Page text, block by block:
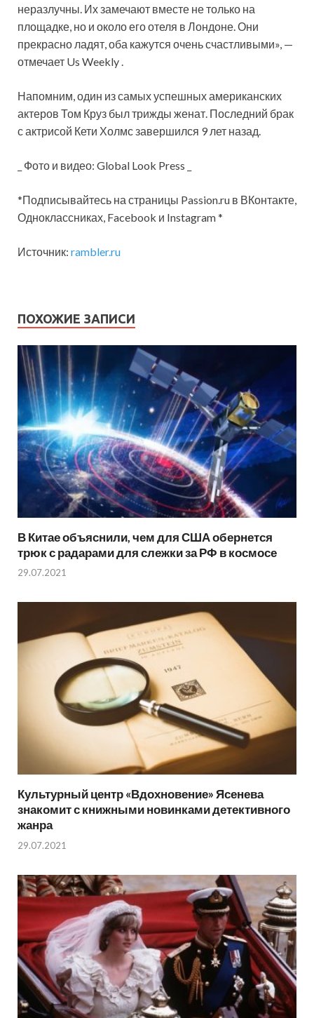
неразлучны. Их замечают вместе не только на
площадке, но и около его отеля в Лондоне. Они
прекрасно ладят, оба кажутся очень счастливыми», —
отмечает Us Weekly .
Напомним, один из самых успешных американских
актеров Том Круз был трижды женат. Последний брак
с актрисой Кети Холмс завершился 9 лет назад.
_ Фото и видео: Global Look Press _
*Подписывайтесь на страницы Passion.ru в ВКонтакте,
Одноклассниках, Facebook и Instagram *
Источник: rambler.ru
ПОХОЖИЕ ЗАПИСИ
В Китае объяснили, чем для США обернется
трюк с радарами для слежки за РФ в космосе
29.07.2021
Культурный центр «Вдохновение» Ясенева
знакомит с книжными новинками детективного
жанра
29.07.2021